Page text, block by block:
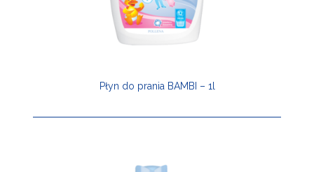
Płyn do prania BAMBI – 1l